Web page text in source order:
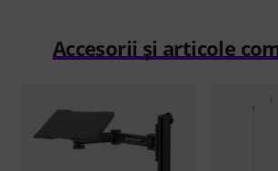
Accesorii și articole